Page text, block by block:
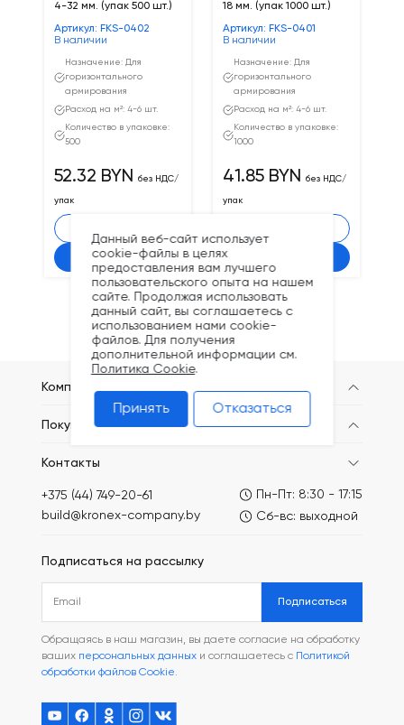
4-32 мм. (упак 500 шт.)
Артикул: FKS-0402
В наличии
Назначение: Для
горизонтального
армирования
Расход на м²: 4-6 шт.
Количество в упаковке:
500
52.32 BYN без НДС/
упак
В корзину
18 мм. (упак 1000 шт.)
Артикул: FKS-0401
В наличии
Назначение: Для
горизонтального
армирования
Расход на м²: 4-6 шт.
Количество в упаковке:
1000
41.85 BYN без НДС/
упак
Компания
Покупателям
Контакты
+375 (44) 749-20-61
build@kronex-company.by
Пн-Пт: 8:30 - 17:15
Сб-вс: выходной
Подписаться на рассылку
Подписаться
Обращаясь в наш магазин, вы даете согласие на обработку
ваших персональных данных и соглашаетесь с Политикой
обработки файлов Cookie.
Данный веб-сайт использует
cookie-файлы в целях
предоставления вам лучшего
пользовательского опыта на нашем
сайте. Продолжая использовать
данный сайт, вы соглашаетесь с
использованием нами cookie-
файлов. Для получения
дополнительной информации см.
Политика Cookie.
Принять Отказаться